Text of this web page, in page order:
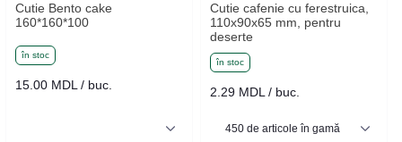
în stoc
Cutie Bento cake
160*160*100
15.00 MDL / buc.
în stoc
Cutie cafenie cu ferestruica,
110x90x65 mm, pentru
deserte
2.29 MDL / buc.